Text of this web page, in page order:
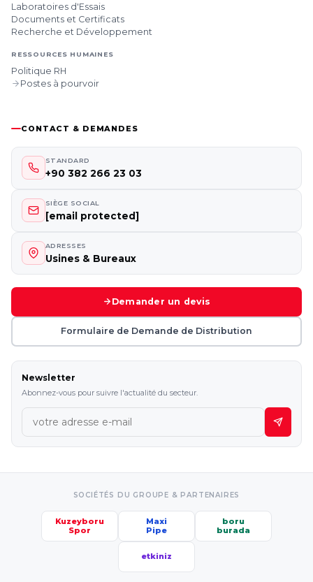
Laboratoires d'Essais
Documents et Certificats
Recherche et Développement
RESSOURCES HUMAINES
Politique RH
Postes à pourvoir
CONTACT & DEMANDES
STANDARD
+90 382 266 23 03
SIÈGE SOCIAL
[email protected]
ADRESSES
Usines & Bureaux
Demander un devis
Formulaire de Demande de Distribution
Newsletter
Abonnez-vous pour suivre l'actualité du secteur.
SOCIÉTÉS DU GROUPE & PARTENAIRES
Kuzeyboru
Spor
Maxi
Pipe
boru
burada
etkiniz